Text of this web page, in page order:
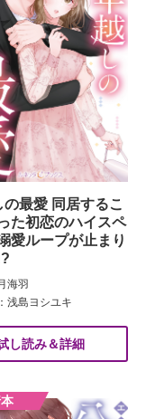
最愛 同居するこ
た初恋のハイスペ
愛ループが止まり
海羽
浅島ヨシユキ
し読み＆詳細